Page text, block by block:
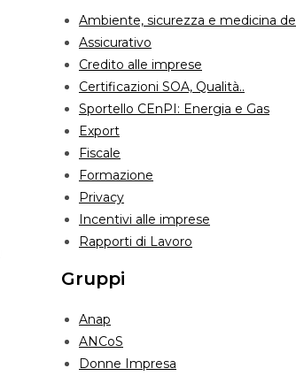
Ambiente, sicurezza e medicina
Assicurativo
Credito alle imprese
Certificazioni SOA, Qualità..
Sportello CEnPI: Energia e Gas
Export
Fiscale
Formazione
Privacy
Incentivi alle imprese
Rapporti di Lavoro
Gruppi
Anap
ANCoS
Donne Impresa